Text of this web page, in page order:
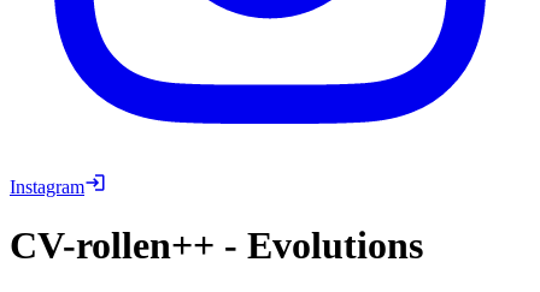
Instagram
CV-rollen++ - Evolutions